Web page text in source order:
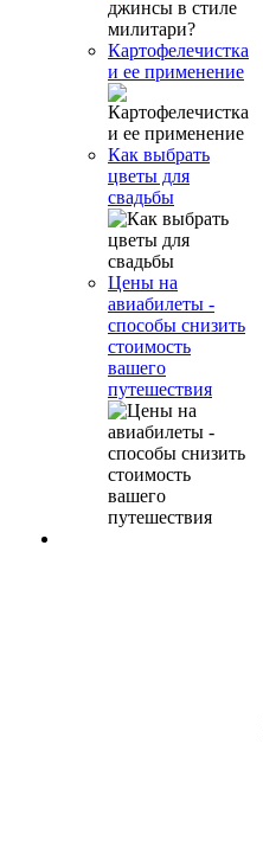
Картофелечистка
и ее применение
Как выбрать
цветы для
свадьбы
Цены на
авиабилеты -
способы снизить
стоимость
вашего
путешествия